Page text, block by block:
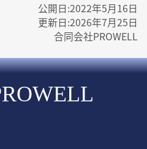
公開日:2022年5月16日
更新日:2026年7月25日
合同会社PROWELL